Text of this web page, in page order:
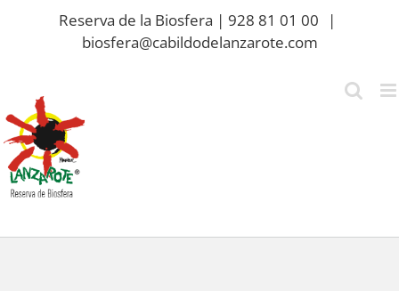
Reserva de la Biosfera | 928 81 01 00
|
biosfera@cabildodelanzarote.com